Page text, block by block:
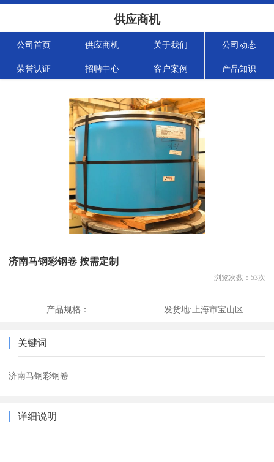
供应商机
公司首页 供应商机 关于我们 公司动态
荣誉认证 招聘中心 客户案例 产品知识
济南马钢彩钢卷 按需定制
浏览次数： 53次
产品规格： 发货地: 上海市宝山区
关键词
济南马钢彩钢卷
详细说明